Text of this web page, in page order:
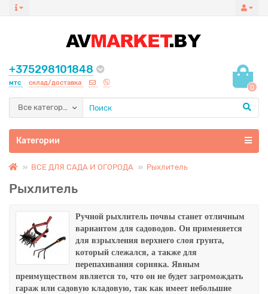
+375298101848
мтс склад/доставка
0
Все категории
Категории
ВСЕ ДЛЯ САДА И ОГОРОДА Рыхлитель
Рыхлитель
Ручной рыхлитель почвы станет отличным
вариантом для садоводов. Он применяется
для взрыхления верхнего слоя грунта,
который слежался, а также для
перепахивания сорняка. Явным
преимуществом является то, что он не будет загромождать
гараж или садовую кладовую, так как имеет небольшие